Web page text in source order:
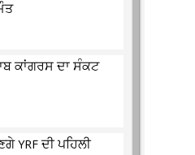
ਕਾਂਗਰਸ ਦਾ ਸੰਕਟ
YRF ਦੀ ਪਹਿਲੀ